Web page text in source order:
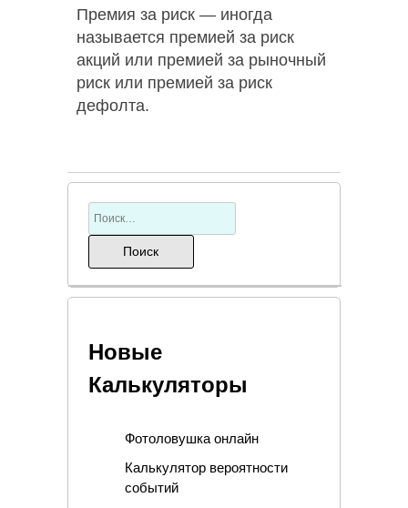
Премия за риск — иногда
называется премией за риск
акций или премией за рыночный
риск или премией за риск
дефолта.
Новые
Калькуляторы
Фотоловушка онлайн
Калькулятор вероятности
событий